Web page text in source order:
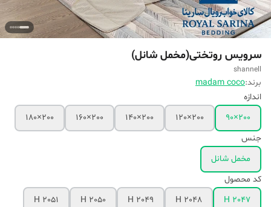
سرویس روتختی(مخمل شانل)
shannell
برند:madam coco
اندازه
200×90
200×120
200×140
200×160
200×180
جنس
مخمل شانل
کد محصول
H 2047
H 2048
H 2049
H 2050
H 2051